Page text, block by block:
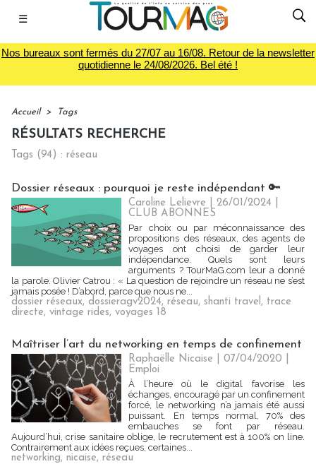
☰
Nos bureaux sont fermés du 27/07 au 16/08. Retour de la newsletter
quotidienne le 24/08/2026. Bel été !
Accueil > Tags
RÉSULTATS RECHERCHE
Tags (94) : réseau
Dossier réseaux : pourquoi je reste indépendant 🔑
Caroline Lelievre | 26/01/2024
CLUB ABONNES
Par choix ou par méconnaissance des
propositions des réseaux, des agents de
voyages ont choisi de garder leur
indépendance. Quels sont leurs
arguments ? TourMaG.com leur a donné
la parole. Olivier Catrou : « La question de rejoindre un réseau ne s’est
jamais posée ! D’abord, parce que nous ne...
dossier réseaux, dossieragv2024, réseau, shanti travel, trace
directe, vintage rides, voyages 18
Maîtriser l’art du networking en temps de confinement
Raphaëlle Nicaise | 07/04/2020
Emploi
À l’heure où le digital favorise les
échanges, encouragé par un confinement
forcé, le networking n’a jamais été aussi
puissant. En temps normal, 70% des
embauches se font par réseau.
Aujourd’hui, crise sanitaire oblige, le recrutement est à 100% on line.
Contrairement aux idées reçues, certaines...
networking, nicaise, réseau